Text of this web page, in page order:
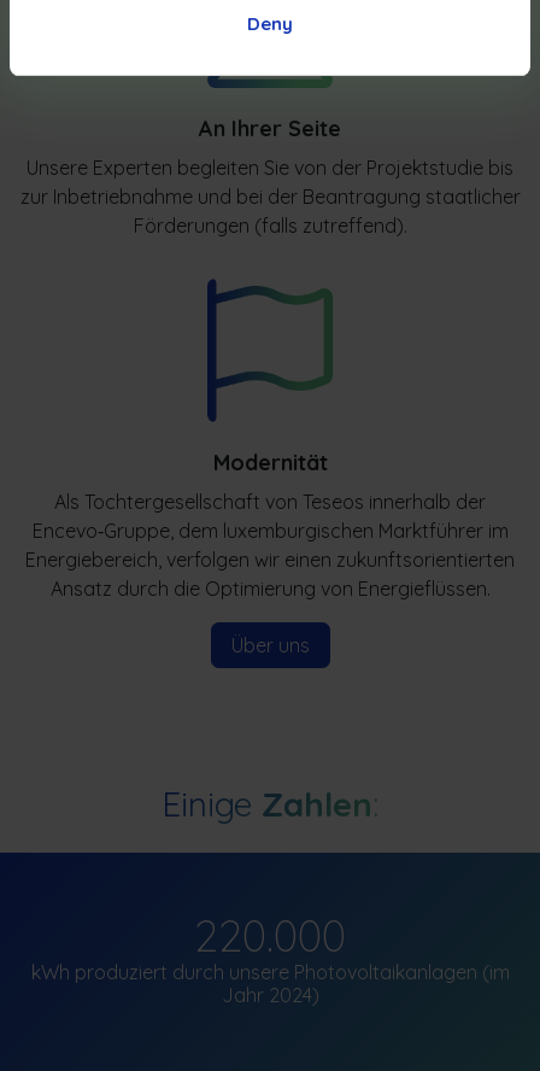
Deny
An Ihrer Seite
Unsere Experten begleiten Sie von der Projektstudie bis
zur Inbetriebnahme und bei der Beantragung staatlicher
Förderungen (falls zutreffend).
Modernität
Als Tochtergesellschaft von Teseos innerhalb der
Encevo‑Gruppe, dem luxemburgischen Marktführer im
Energiebereich, verfolgen wir einen zukunftsorientierten
Ansatz durch die Optimierung von Energieflüssen.
Über uns​​​​
Einige Zahlen:
220.000
kWh produziert durch unsere Photovoltaikanlagen (im
Jahr 2024)